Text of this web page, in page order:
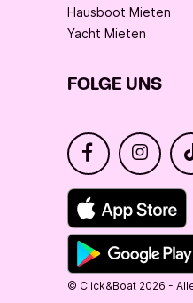
Hausboot Mieten
Yacht Mieten
FOLGE UNS
© Click&Boat 2026 -